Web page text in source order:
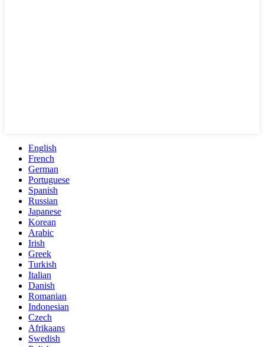
English
French
German
Portuguese
Spanish
Russian
Japanese
Korean
Arabic
Irish
Greek
Turkish
Italian
Danish
Romanian
Indonesian
Czech
Afrikaans
Swedish